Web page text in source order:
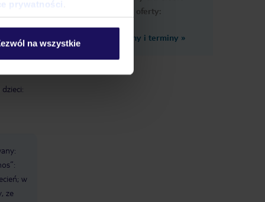
prywatności
na wszystkie
w
ze
podobne oferty:
Zobacz inne ceny i terminy »